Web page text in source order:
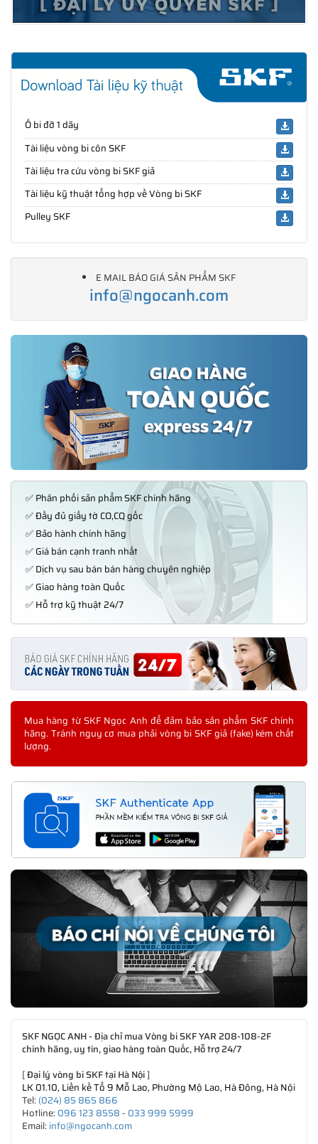
Ổ bi đỡ 1 dãy
Tài liệu vòng bi côn SKF
Tài liệu tra cứu vòng bi SKF giả
Tài liệu kỹ thuật tổng hợp về Vòng bi SKF
Pulley SKF
E MAIL BÁO GIÁ SẢN PHẨM SKF
info@ngocanh.com
✅ Phân phối sản phẩm SKF chính hãng
✅ Đầy đủ giấy tờ CO,CQ gốc
✅ Bảo hành chính hãng
✅ Giá bán cạnh tranh nhất
✅ Dịch vụ sau bán bán hàng chuyên nghiệp
✅ Giao hàng toàn Quốc
✅ Hỗ trợ kỹ thuật 24/7
Mua hàng từ SKF Ngọc Anh để đảm bảo sản phẩm SKF chính
hãng. Tránh nguy cơ mua phải vòng bi SKF giả (fake) kém chất
lượng.
SKF NGỌC ANH - Địa chỉ mua Vòng bi SKF YAR 208-108-2F
chính hãng, uy tín, giao hàng toàn Quốc, Hỗ trợ 24/7
[Đại lý vòng bi SKF tại Hà Nội]
LK 01.10, Liền kề Tổ 9 Mỗ Lao, Phường Mộ Lao, Hà Đông, Hà Nội
Tel: (024) 85 865 866
Hotline: 096 123 8558- 033 999 5999
Email: info@ngocanh.com